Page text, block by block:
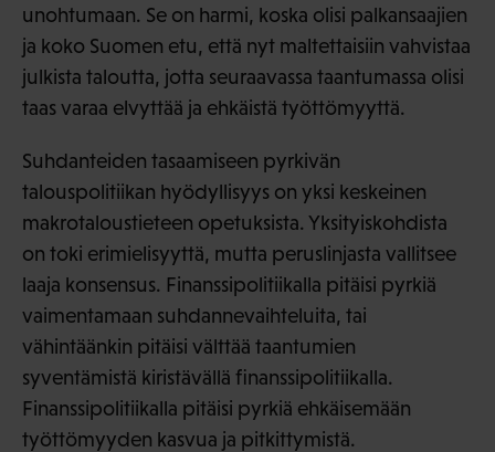
unohtumaan. Se on harmi, koska olisi palkansaajien
ja koko Suomen etu, että nyt maltettaisiin vahvistaa
julkista taloutta, jotta seuraavassa taantumassa olisi
taas varaa elvyttää ja ehkäistä työttömyyttä.
Suhdanteiden tasaamiseen pyrkivän
talouspolitiikan hyödyllisyys on yksi keskeinen
makrotaloustieteen opetuksista. Yksityiskohdista
on toki erimielisyyttä, mutta peruslinjasta vallitsee
laaja konsensus. Finanssipolitiikalla pitäisi pyrkiä
vaimentamaan suhdannevaihteluita, tai
vähintäänkin pitäisi välttää taantumien
syventämistä kiristävällä finanssipolitiikalla.
Finanssipolitiikalla pitäisi pyrkiä ehkäisemään
työttömyyden kasvua ja pitkittymistä.